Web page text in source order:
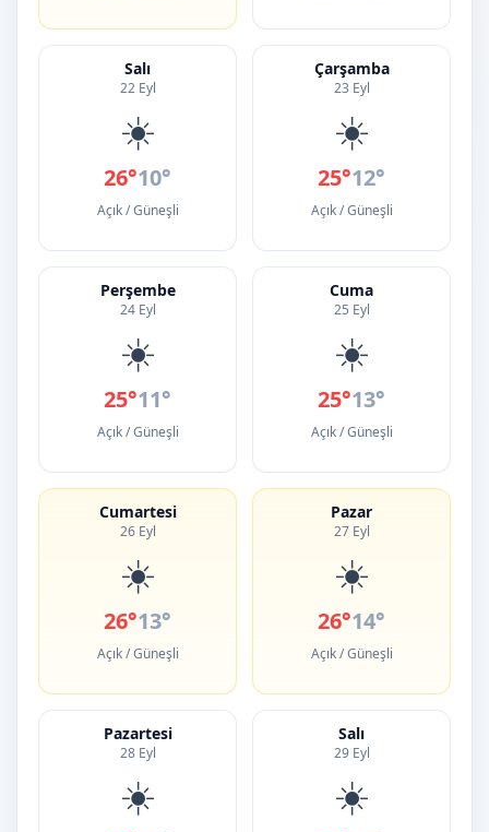
Salı
22 Eyl
☀️
26°10°
Açık / Güneşli
Çarşamba
23 Eyl
☀️
25°12°
Açık / Güneşli
Perşembe
24 Eyl
☀️
25°11°
Açık / Güneşli
Cuma
25 Eyl
☀️
25°13°
Açık / Güneşli
Cumartesi
26 Eyl
☀️
26°13°
Açık / Güneşli
Pazar
27 Eyl
☀️
26°14°
Açık / Güneşli
Pazartesi
28 Eyl
☀️
Salı
29 Eyl
☀️